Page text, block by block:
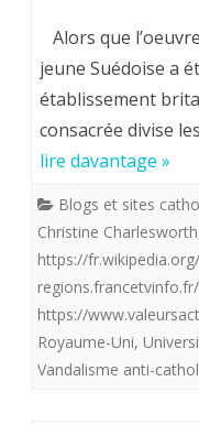
statue
de
Greta
des
remous
dans
une
Alors que
jeune Suédoise a
établissement
consacrée divise
lire davantage »
Blogs et sites
Christine Charlesworth
https://fr.wikipedia.org/
regions.francetvinfo.fr/
https://
Royaume-Uni,
Vandalisme anti-